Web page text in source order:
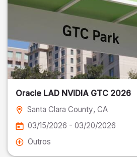
Oracle LAD NVIDIA GTC 2026
Santa Clara County, CA
03/15/2026 - 03/20/2026
Outros